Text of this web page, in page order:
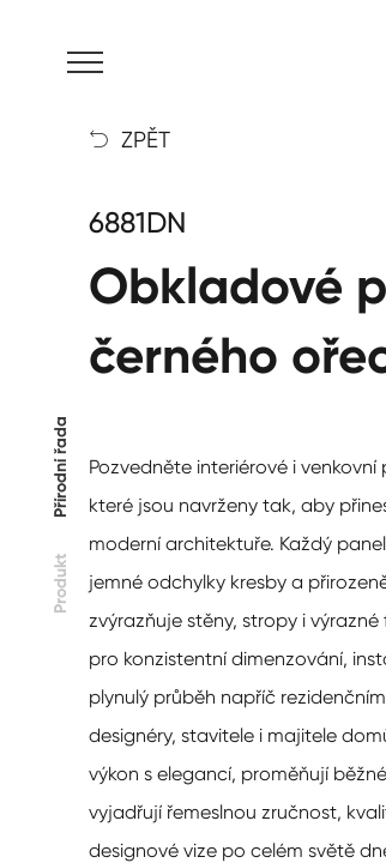
Produkt
Přírodní řada
 ZPĚT
6881DN
Obkladové
černého
Pozvedněte interiérové i venkovní
které jsou navrženy tak, aby
moderní architektuře. Každý
jemné odchylky kresby a
zvýrazňuje stěny, stropy i
pro konzistentní dimenzování,
plynulý průběh napříč
designéry, stavitele i majitele
výkon s elegancí, proměňují
vyjadřují řemeslnou zručnost,
designové vize po celém světě